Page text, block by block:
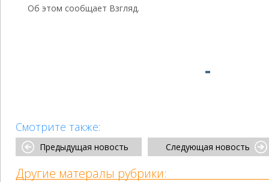
Об этом сообщает Взгляд.
Смотрите также:
Предыдущая новость Следующая новость
Другие матералы рубрики: